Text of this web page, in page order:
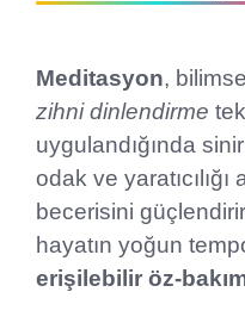
Meditasyon,
zihni dinlendirme
uygulandığında
odak ve yaratıcılığı
becerisini
hayatın yoğun
erişilebilir öz-